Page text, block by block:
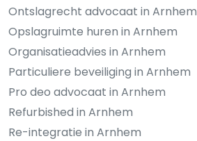
Ontslagrecht advocaat in Arnhem
Opslagruimte huren in Arnhem
Organisatieadvies in Arnhem
Particuliere beveiliging in Arnhem
Pro deo advocaat in Arnhem
Refurbished in Arnhem
Re-integratie in Arnhem